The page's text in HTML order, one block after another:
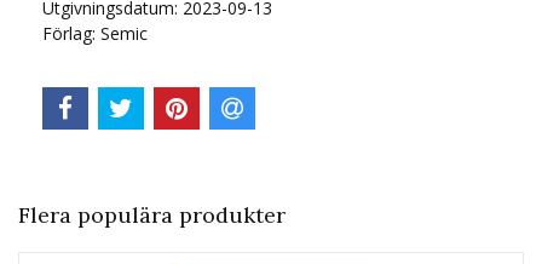
Utgivningsdatum: 2023-09-13
Förlag: Semic
Flera populära produkter